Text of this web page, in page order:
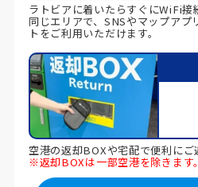
ラトビアに着いたらすぐにWiFi接
同じエリアで、SNSやマップアプ
トをご利用いただけます。
空港の返却BOXや宅配で便利にご
※返却BOXは一部空港を除きます。